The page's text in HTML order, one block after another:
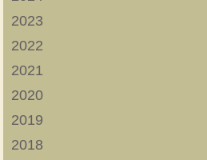
2023
2022
2021
2020
2019
2018